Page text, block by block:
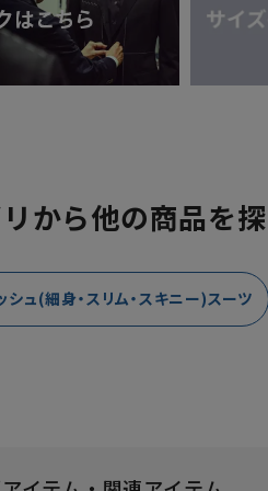
から他の商品を
シュ(細身・スリム・スキニー)スーツ